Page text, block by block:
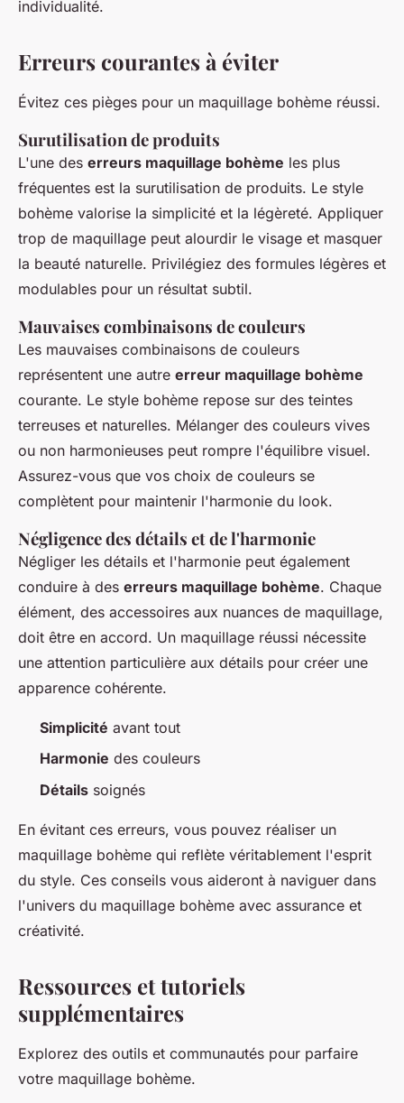
individualité.
Erreurs courantes à éviter
Évitez ces pièges pour un maquillage bohème réussi.
Surutilisation de produits
L'une des erreurs maquillage bohème les plus
fréquentes est la surutilisation de produits. Le style
bohème valorise la simplicité et la légèreté. Appliquer
trop de maquillage peut alourdir le visage et masquer
la beauté naturelle. Privilégiez des formules légères et
modulables pour un résultat subtil.
Mauvaises combinaisons de couleurs
Les mauvaises combinaisons de couleurs
représentent une autre erreur maquillage bohème
courante. Le style bohème repose sur des teintes
terreuses et naturelles. Mélanger des couleurs vives
ou non harmonieuses peut rompre l'équilibre visuel.
Assurez-vous que vos choix de couleurs se
complètent pour maintenir l'harmonie du look.
Négligence des détails et de l'harmonie
Négliger les détails et l'harmonie peut également
conduire à des erreurs maquillage bohème. Chaque
élément, des accessoires aux nuances de maquillage,
doit être en accord. Un maquillage réussi nécessite
une attention particulière aux détails pour créer une
apparence cohérente.
Simplicité avant tout
Harmonie des couleurs
Détails soignés
En évitant ces erreurs, vous pouvez réaliser un
maquillage bohème qui reflète véritablement l'esprit
du style. Ces conseils vous aideront à naviguer dans
l'univers du maquillage bohème avec assurance et
créativité.
Ressources et tutoriels
supplémentaires
Explorez des outils et communautés pour parfaire
votre maquillage bohème.